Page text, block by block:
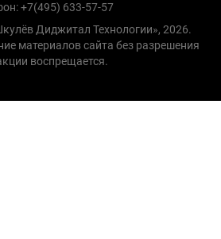
+7(495) 633-57-57
Диджитал Технологии», 2026.
материалов сайта без разрешения
воспрещается.